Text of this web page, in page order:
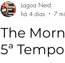
The
5ª
Lagoa Nerd
há 4 dias
7